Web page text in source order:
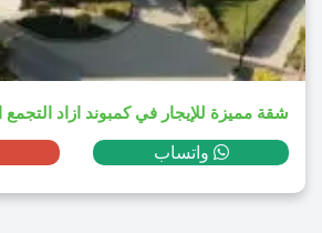
واتساب